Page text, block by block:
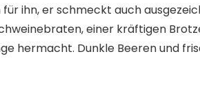
ihn, er schmeckt auch
einer kräftigen
hermacht. Dunkle Beeren und